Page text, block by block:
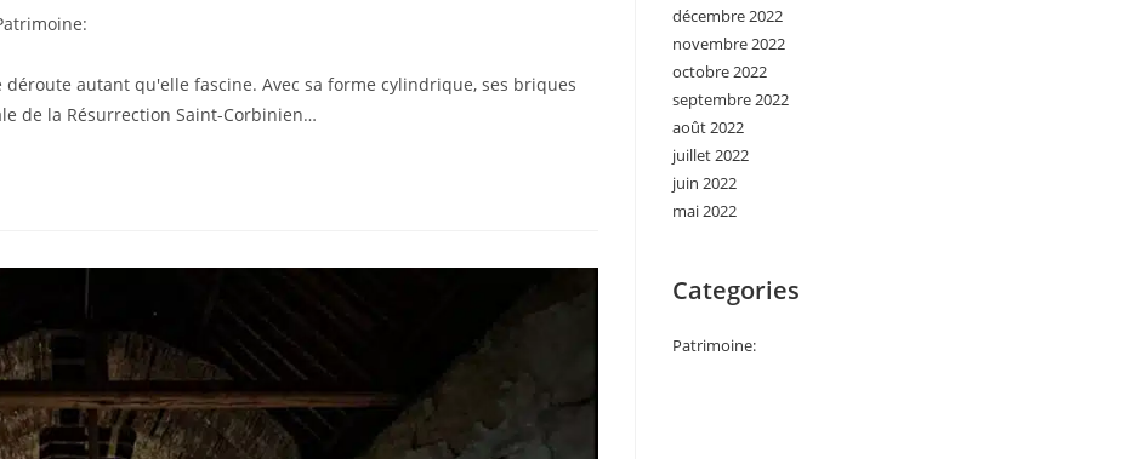
déroute autant qu'elle fascine. Avec sa forme cylindrique, ses briques
de la Résurrection Saint-Corbinien…
décembre 2022
novembre 2022
octobre 2022
septembre 2022
août 2022
juillet 2022
juin 2022
mai 2022
Categories
Patrimoine: